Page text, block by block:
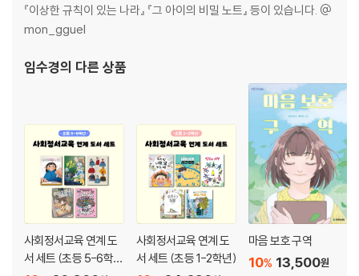
『이상한 규칙이 있는 나라』 『그 아이의 비밀 노트』 등이 있습니다. @
mon_gguel
임수경의 다른 상품
사회정서교육 연계 도
서 세트 (초등 5-6학
사회정서교육 연계 도
서 세트 (초등 1-2학년)
마음 보호 구역
13,500원
10%